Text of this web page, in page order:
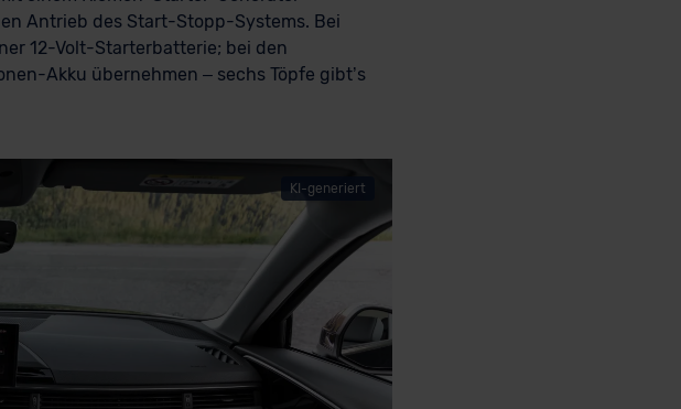
Antrieb des Start-Stopp-Systems. Bei
12-Volt-Starterbatterie; bei den
Akku übernehmen – sechs Töpfe gibt’s
KI-generiert